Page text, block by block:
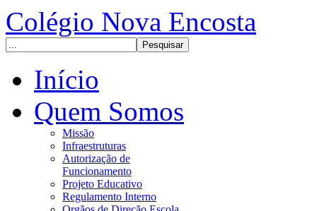
Colégio Nova Encosta
Início
Quem Somos
Missão
Infraestruturas
Autorização de
Funcionamento
Projeto Educativo
Regulamento Interno